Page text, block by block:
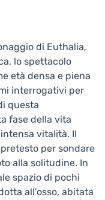
di Euthalia,
lo spettacolo
età densa e piena
interrogativi per
questa
fase della vita
vitalità. Il
per sondare
alla solitudine. In
spazio di pochi
all'osso, abitata